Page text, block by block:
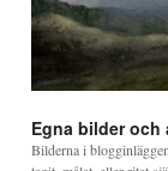
Egna bilder och
Bilderna i